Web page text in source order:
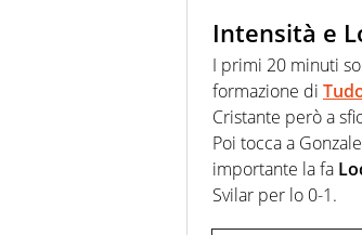
Intensità e
I primi 20 minuti
formazione di
Cristante però a
Poi tocca a
importante la fa
Svilar per lo 0-1.